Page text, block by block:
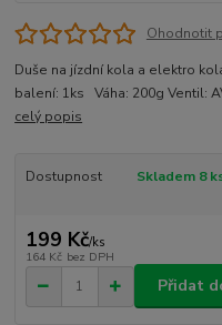
Ohodnotit
Duše na jízdní kola a elektro
balení: 1ks Váha: 200g Ventil:
celý popis
Dostupnost Skladem 8
199 Kč/ks
164 Kč bez DPH
Přidat